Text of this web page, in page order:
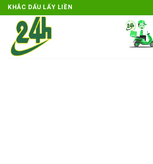
Skip
to
content
KHẮC DẤU LẤY LIỀN